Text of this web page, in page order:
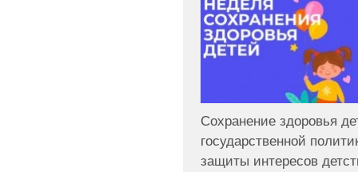
Сохранение здоровья
государственной
защиты интересов